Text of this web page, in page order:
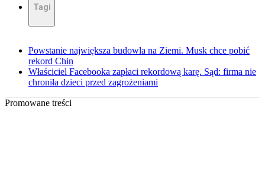
Tagi
Powstanie największa budowla na Ziemi. Musk chce pobić
rekord Chin
Właściciel Facebooka zapłaci rekordową karę. Sąd: firma nie
chroniła dzieci przed zagrożeniami
Promowane treści